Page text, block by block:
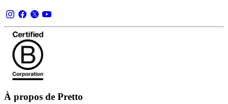
À propos de Pretto